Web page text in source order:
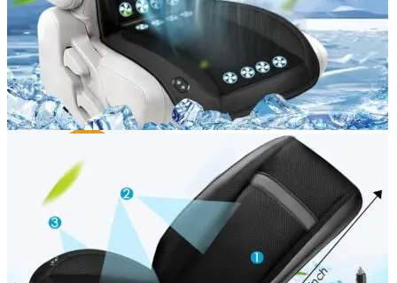
Login / Register
Search
Wishlist
0items 0,00lei
Menu